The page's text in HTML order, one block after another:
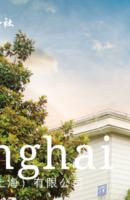
海）有限公司